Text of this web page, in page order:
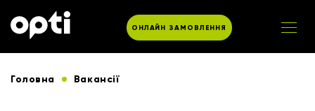
ОНЛАЙН ЗАМОВЛЕННЯ
Головна Вакансії